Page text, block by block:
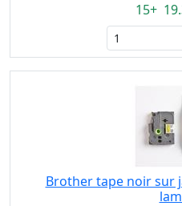
15+
Brother tape noir sur